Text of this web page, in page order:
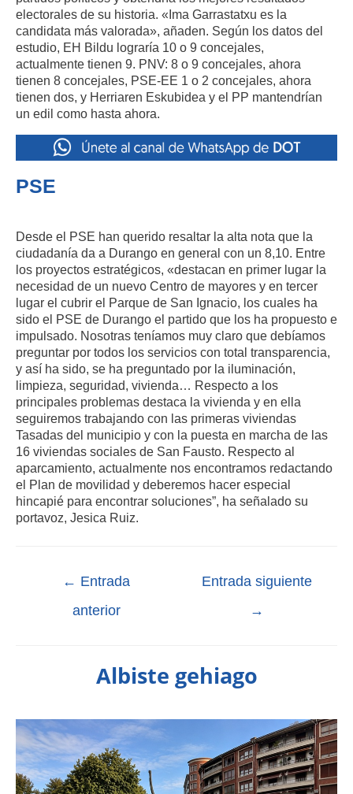
electorales de su historia. «Ima Garrastatxu es la
candidata más valorada», añaden. Según los datos del
estudio, EH Bildu lograría 10 o 9 concejales,
actualmente tienen 9. PNV: 8 o 9 concejales, ahora
tienen 8 concejales, PSE-EE 1 o 2 concejales, ahora
tienen dos, y Herriaren Eskubidea y el PP mantendrían
un edil como hasta ahora.
PSE
Desde el PSE han querido resaltar la alta nota que la
ciudadanía da a Durango en general con un 8,10. Entre
los proyectos estratégicos, «destacan en primer lugar la
necesidad de un nuevo Centro de mayores y en tercer
lugar el cubrir el Parque de San Ignacio, los cuales ha
sido el PSE de Durango el partido que los ha propuesto e
impulsado. Nosotras teníamos muy claro que debíamos
preguntar por todos los servicios con total transparencia,
y así ha sido, se ha preguntado por la iluminación,
limpieza, seguridad, vivienda… Respecto a los
principales problemas destaca la vivienda y en ella
seguiremos trabajando con las primeras viviendas
Tasadas del municipio y con la puesta en marcha de las
16 viviendas sociales de San Fausto. Respecto al
aparcamiento, actualmente nos encontramos redactando
el Plan de movilidad y deberemos hacer especial
hincapié para encontrar soluciones”, ha señalado su
portavoz, Jesica Ruiz.
← Entrada
anterior
Entrada siguiente
→
Albiste gehiago